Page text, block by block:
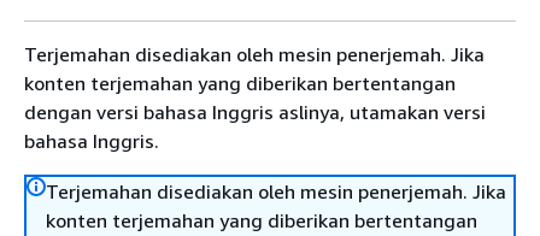
Terjemahan disediakan oleh mesin penerjemah. Jika
konten terjemahan yang diberikan bertentangan
dengan versi bahasa Inggris aslinya, utamakan versi
bahasa Inggris.
Terjemahan disediakan oleh mesin penerjemah. Jika
konten terjemahan yang diberikan bertentangan